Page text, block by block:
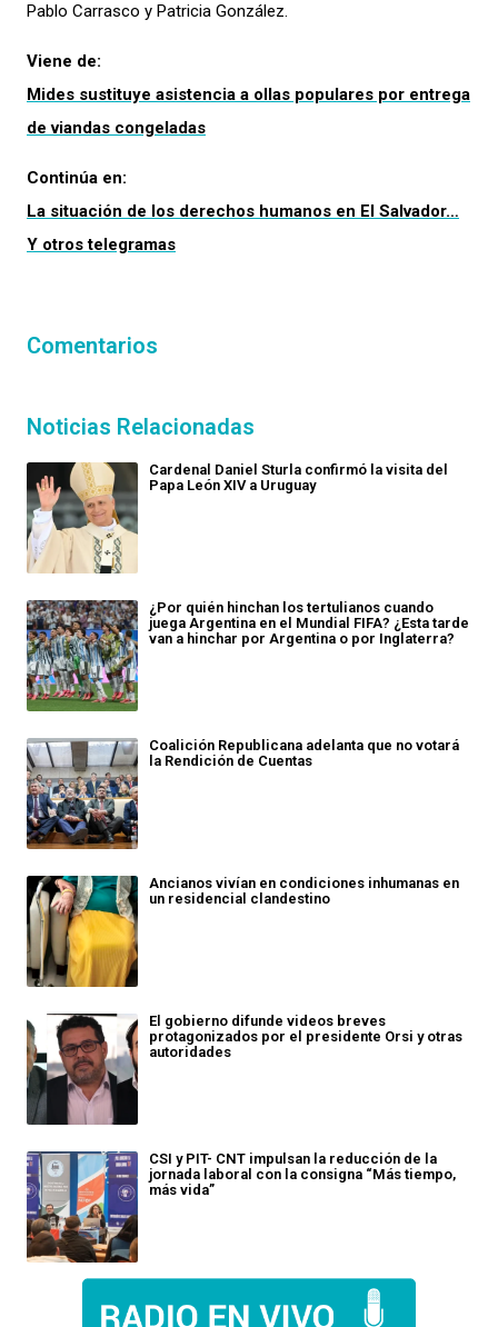
Pablo Carrasco y Patricia González.
Viene de:
Mides sustituye asistencia a ollas populares por entrega
de viandas congeladas
Continúa en:
La situación de los derechos humanos en El Salvador…
Y otros telegramas
Comentarios
Noticias Relacionadas
Cardenal Daniel Sturla confirmó la visita del
Papa León XIV a Uruguay
¿Por quién hinchan los tertulianos cuando
juega Argentina en el Mundial FIFA? ¿Esta tarde
van a hinchar por Argentina o por Inglaterra?
Coalición Republicana adelanta que no votará
la Rendición de Cuentas
Ancianos vivían en condiciones inhumanas en
un residencial clandestino
El gobierno difunde videos breves
protagonizados por el presidente Orsi y otras
autoridades
CSI y PIT- CNT impulsan la reducción de la
jornada laboral con la consigna “Más tiempo,
más vida”